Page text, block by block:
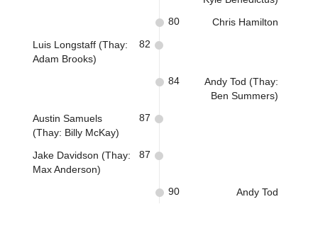
Chris Hamilton
80
Luis Longstaff (Thay:
Adam Brooks)
82
Andy Tod (Thay:
Ben Summers)
84
Austin Samuels
(Thay: Billy McKay)
87
Jake Davidson (Thay:
Max Anderson)
87
Andy Tod
90